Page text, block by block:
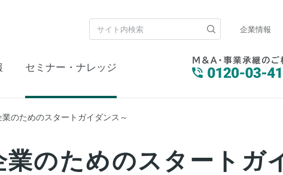
企業情報
セミナー・ナレッジ
のためのスタートガイダンス～
のためのスタートガ